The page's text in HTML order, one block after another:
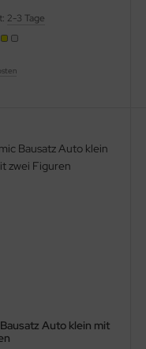
2-3 Tage
Auto klein mit